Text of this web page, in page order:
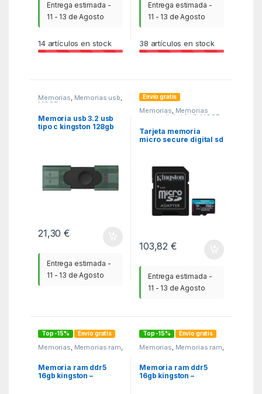
Entrega estimada -
11 - 13 de Agosto
14artículos en stock
Entrega estimada -
11 - 13 de Agosto
38 artículos en stock
Memorias, Memorias usb,
MGSR
Memoria usb 3.2 usb
tipo c kingston 128gb
21,30€
Entrega estimada -
11 - 13 de Agosto
Envío gratis
Memorias, Memorias
secure digital (sd) MGSR
Tarjeta memoria
micro secure digital sd
adaptador sd
103,82€
Entrega estimada -
11 - 13 de Agosto
Top -15% Envío gratis
Memorias, Memorias ram,
Memoria ram ddr5
16gb kingston –
Top -15% Envío gratis
Memorias, Memorias ram,
Memoria ram ddr5
16gb kingston –